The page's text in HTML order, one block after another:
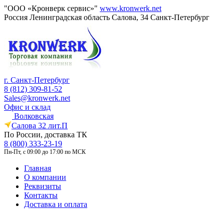
"ООО «Кронверк сервис»" www.kronwerk.net
Россия Ленинградская область Салова, 34 Санкт-Петербург
г. Санкт-Петербург
8 (812) 309-81-52
Sales@kronwerk.net
Офис и склад
Волковская
Салова 32 лит.П
По России, доставка ТК
8 (800) 333-23-19
Пн-Пт, с 09:00 до 17:00 по МСК
Главная
О компании
Реквизиты
Контакты
Доставка и оплата